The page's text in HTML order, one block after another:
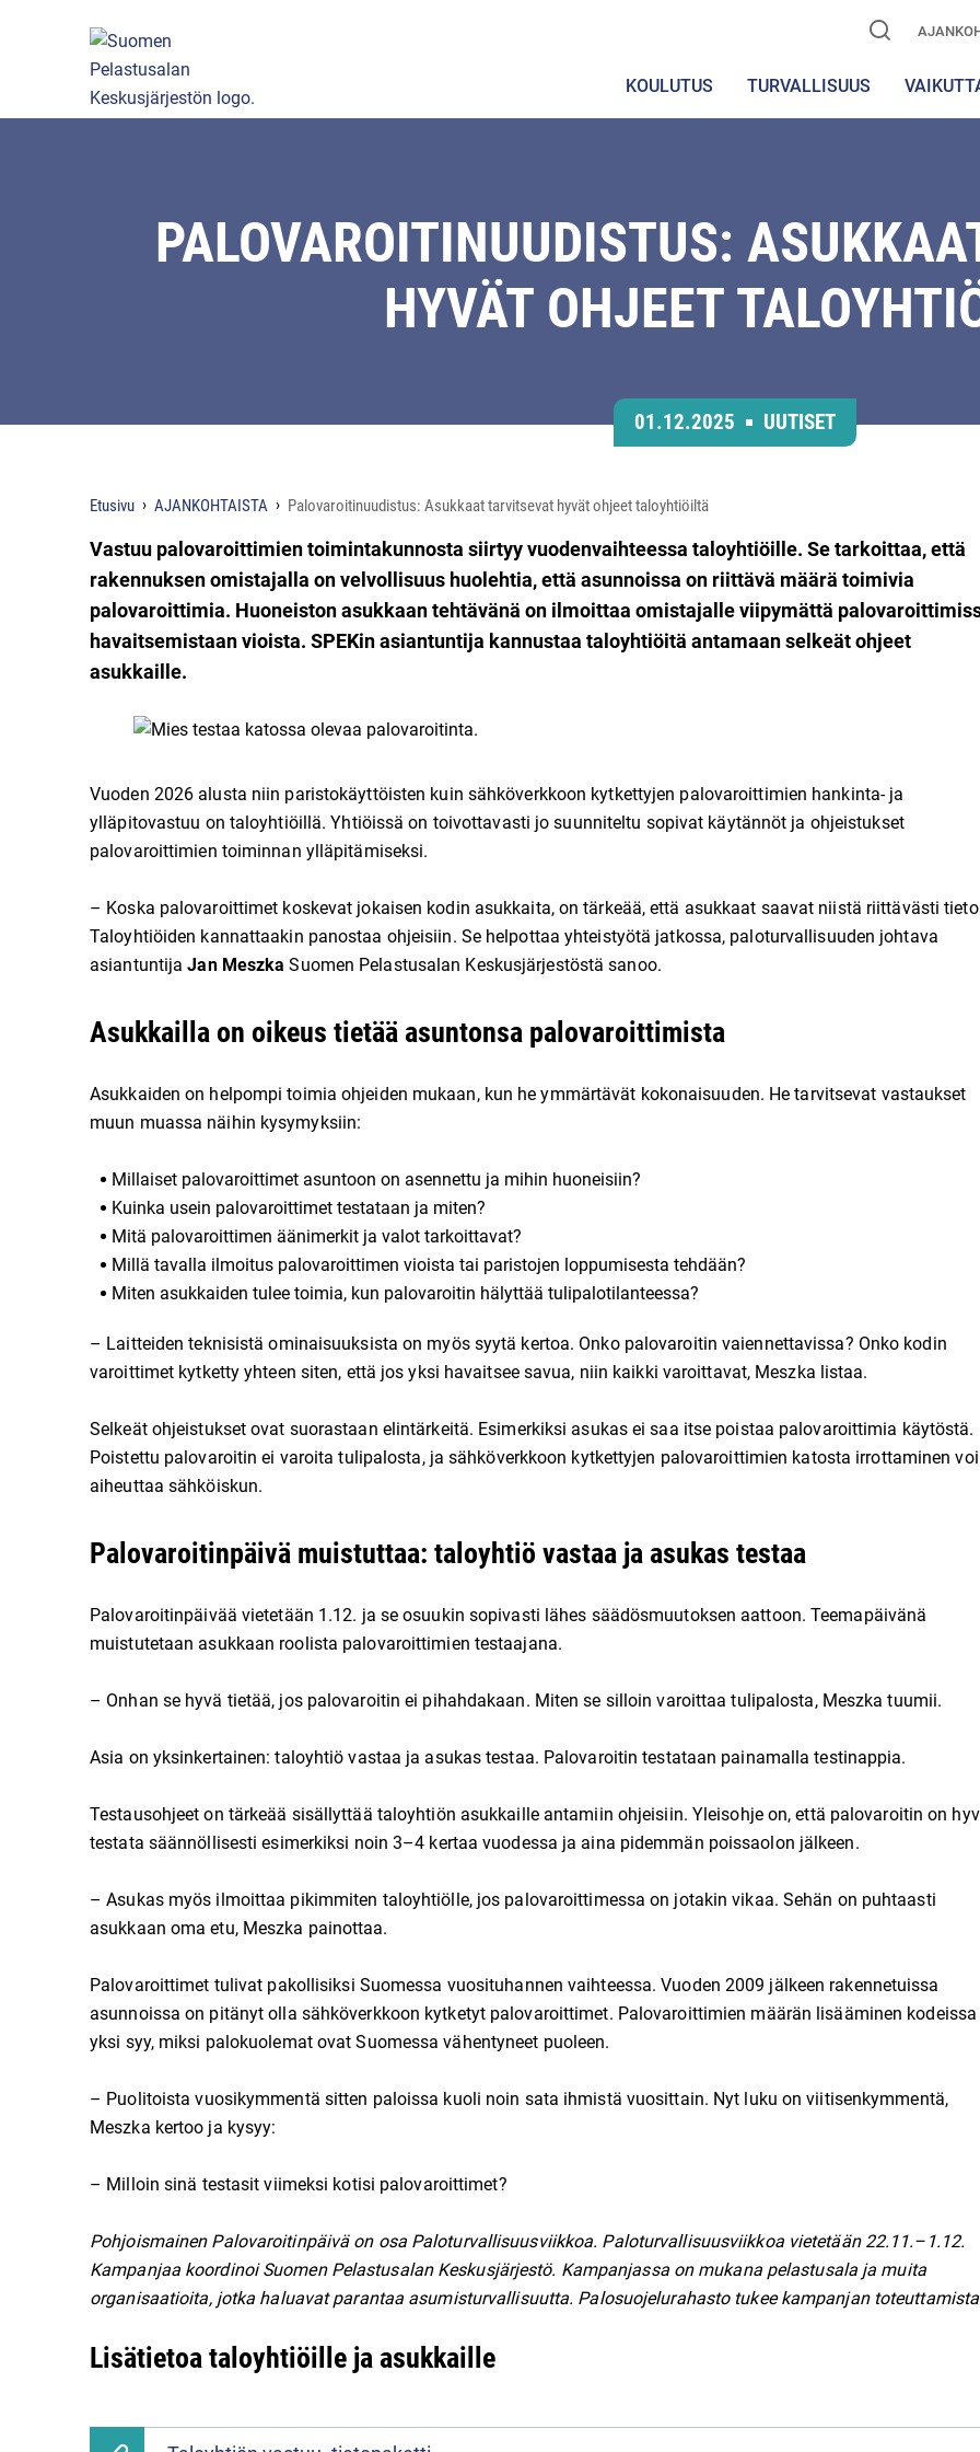
KOULUTUS TURVALLISUUS
PALOVAROITINUUDISTUS:
HYVÄT OHJEET
01.12.2025 UUTISET
Etusivu AJANKOHTAISTA Palovaroitinuudistus: Asukkaat tarvitsevat hyvät ohjeet taloyhtiöiltä
Vastuu palovaroittimien toimintakunnosta siirtyy vuodenvaihteessa taloyhtiöille. Se tarkoittaa, että
rakennuksen omistajalla on velvollisuus huolehtia, että asunnoissa on riittävä määrä toimivia
palovaroittimia. Huoneiston asukkaan tehtävänä on ilmoittaa omistajalle viipymättä
havaitsemistaan vioista. SPEKin asiantuntija kannustaa taloyhtiöitä antamaan selkeät ohjeet
asukkaille.
Vuoden 2026 alusta niin paristokäyttöisten kuin sähköverkkoon kytkettyjen palovaroittimien hankinta- ja
ylläpitovastuu on taloyhtiöillä. Yhtiöissä on toivottavasti jo suunniteltu sopivat käytännöt ja ohjeistukset
palovaroittimien toiminnan ylläpitämiseksi.
– Koska palovaroittimet koskevat jokaisen kodin asukkaita, on tärkeää, että asukkaat saavat niistä riittävästi
Taloyhtiöiden kannattaakin panostaa ohjeisiin. Se helpottaa yhteistyötä jatkossa, paloturvallisuuden johtava
asiantuntijaJan Meszka Suomen Pelastusalan Keskusjärjestöstä sanoo.
Asukkailla on oikeus tietää asuntonsa palovaroittimista
Asukkaiden on helpompi toimia ohjeiden mukaan, kun he ymmärtävät kokonaisuuden. He tarvitsevat vastaukset
muun muassa näihin kysymyksiin:
Millaiset palovaroittimet asuntoon on asennettu ja mihin huoneisiin?
Kuinka usein palovaroittimet testataan ja miten?
Mitä palovaroittimen äänimerkit ja valot tarkoittavat?
Millä tavalla ilmoitus palovaroittimen vioista tai paristojen loppumisesta tehdään?
Miten asukkaiden tulee toimia, kun palovaroitin hälyttää tulipalotilanteessa?
– Laitteiden teknisistä ominaisuuksista on myös syytä kertoa. Onko palovaroitin vaiennettavissa? Onko kodin
varoittimet kytketty yhteen siten, että jos yksi havaitsee savua, niin kaikki varoittavat, Meszka listaa.
Selkeät ohjeistukset ovat suorastaan elintärkeitä. Esimerkiksi asukas ei saa itse poistaa palovaroittimia käytöstä.
Poistettu palovaroitin ei varoita tulipalosta, ja sähköverkkoon kytkettyjen palovaroittimien katosta irrottaminen voi
aiheuttaa sähköiskun.
Palovaroitinpäivä muistuttaa: taloyhtiö vastaa ja asukas testaa
Palovaroitinpäivää vietetään 1.12. ja se osuukin sopivasti lähes säädösmuutoksen aattoon. Teemapäivänä
muistutetaan asukkaan roolista palovaroittimien testaajana.
– Onhan se hyvä tietää, jos palovaroitin ei pihahdakaan. Miten se silloin varoittaa tulipalosta, Meszka tuumii.
Asia on yksinkertainen: taloyhtiö vastaa ja asukas testaa. Palovaroitin testataan painamalla testinappia.
Testausohjeet on tärkeää sisällyttää taloyhtiön asukkaille antamiin ohjeisiin. Yleisohje on, että palovaroitin on
testata säännöllisesti esimerkiksi noin 3–4 kertaa vuodessa ja aina pidemmän poissaolon jälkeen.
– Asukas myös ilmoittaa pikimmiten taloyhtiölle, jos palovaroittimessa on jotakin vikaa. Sehän on puhtaasti
asukkaan oma etu, Meszka painottaa.
Palovaroittimet tulivat pakollisiksi Suomessa vuosituhannen vaihteessa. Vuoden 2009 jälkeen rakennetuissa
asunnoissa on pitänyt olla sähköverkkoon kytketyt palovaroittimet. Palovaroittimien määrän lisääminen
yksi syy, miksi palokuolemat ovat Suomessa vähentyneet puoleen.
– Puolitoista vuosikymmentä sitten paloissa kuoli noin sata ihmistä vuosittain. Nyt luku on viitisenkymmentä,
Meszka kertoo ja kysyy:
– Milloin sinä testasit viimeksi kotisi palovaroittimet?
Pohjoismainen Palovaroitinpäivä on osa Paloturvallisuusviikkoa. Paloturvallisuusviikkoa vietetään 22.11.–1.12.
Kampanjaakoordinoi Suomen Pelastusalan Keskusjärjestö. Kampanjassa on mukana pelastusala ja muita
organisaatioita, jotka haluavat parantaa asumisturvallisuutta. Palosuojelurahasto tukee kampanjan
Lisätietoa taloyhtiöille ja asukkaille